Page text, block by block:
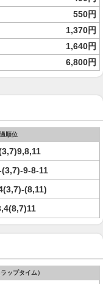
550円
1,370円
1,640円
6,800円
順位
9-8-11
(8,11)
ップタイム）